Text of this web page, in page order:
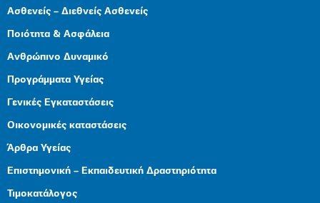
Ασθενείς – Διεθνείς Ασθενείς
Ποιότητα & Ασφάλεια
Ανθρώπινο Δυναμικό
Προγράμματα Υγείας
Γενικές Εγκαταστάσεις
Οικονομικές καταστάσεις
Άρθρα Υγείας
Επιστημονική – Εκπαιδευτική Δραστηριότητα
Τιμοκατάλογος